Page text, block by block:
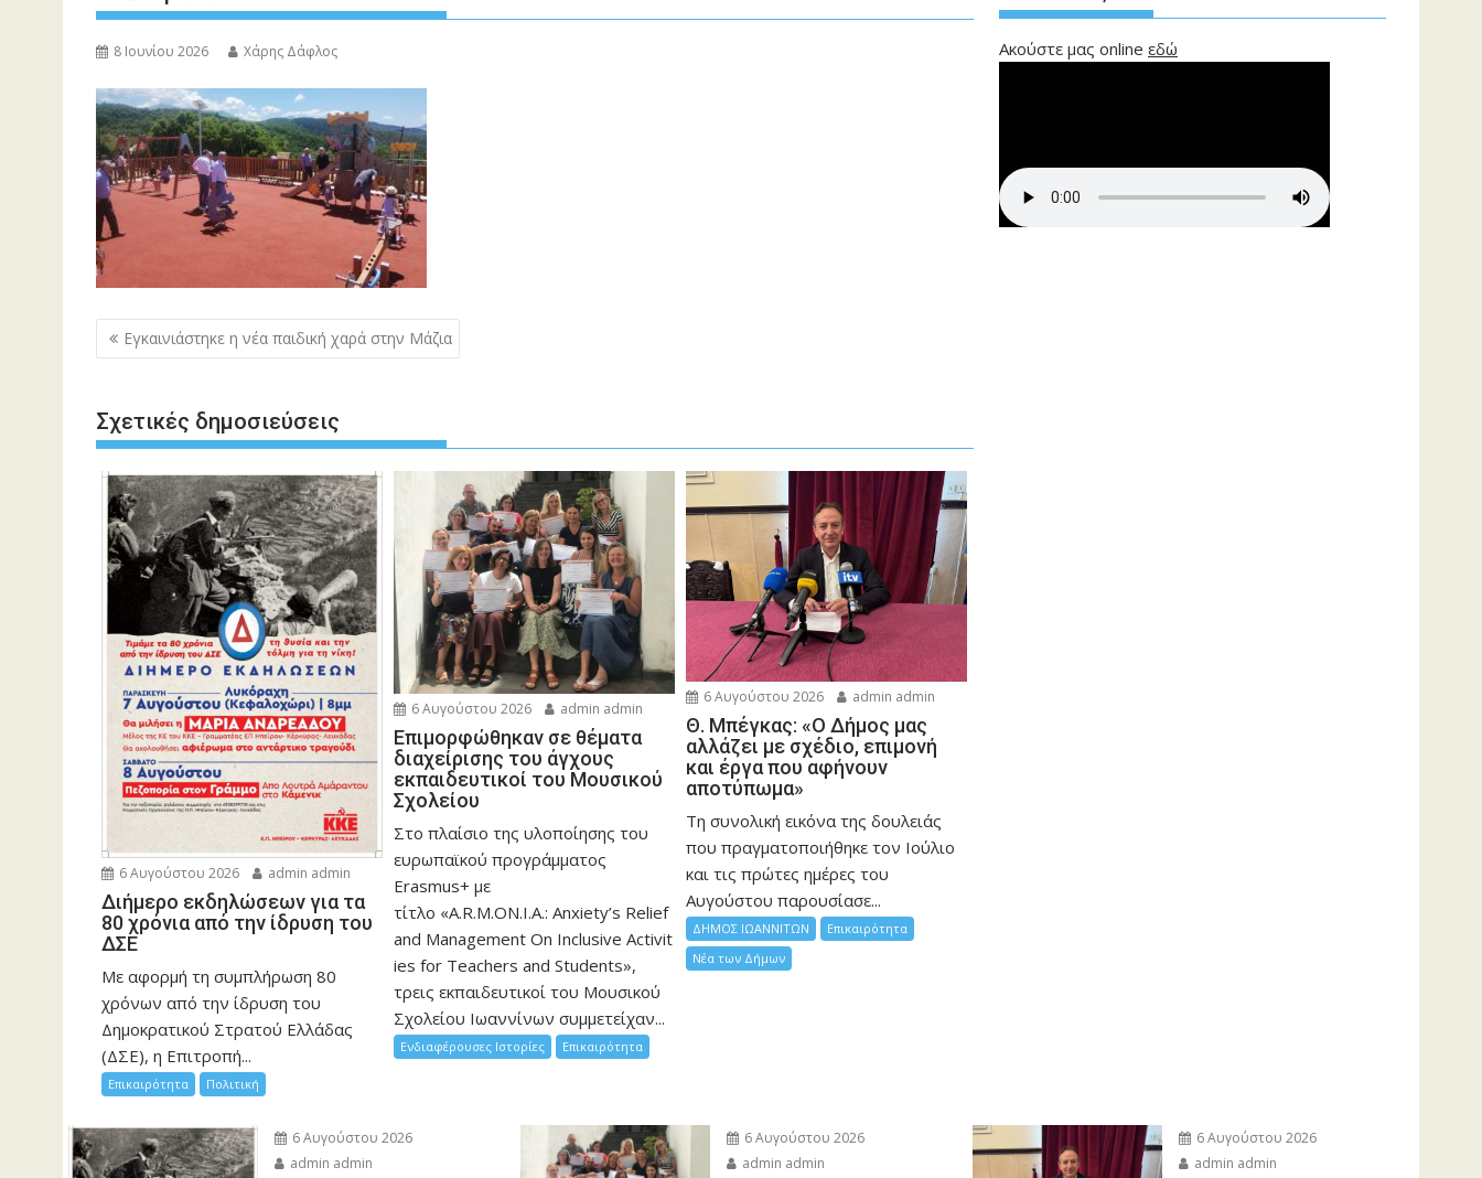
8 Ιουνίου 2026 Χάρης Δάφλος
Πλοήγηση
άρθρων
Εγκαινιάστηκε η νέα παιδική χαρά στην Μάζια
Σχετικές δημοσιεύσεις
6 Αυγούστου 2026 admin admin
Διήμερο εκδηλώσεων για τα
80 χρόνια από την ίδρυση του
ΔΣΕ
Με αφορμή τη συμπλήρωση 80
χρόνων από την ίδρυση του
Δημοκρατικού Στρατού Ελλάδας
(ΔΣΕ), η Επιτροπή...
Επικαιρότητα Πολιτική
6 Αυγούστου 2026 admin admin
Eπιμορφώθηκαν σε θέματα
διαχείρισης του άγχους
εκπαιδευτικοί του Μουσικού
Σχολείου
Στο πλαίσιο της υλοποίησης του
ευρωπαϊκού προγράμματος
Erasmus+ με
τίτλο «A.R.M.ON.I.A.: Anxiety’s Relief
and Management On Inclusive Activit
ies for Teachers and Students»,
τρεις εκπαιδευτικοί του Μουσικού
Σχολείου Ιωαννίνων συμμετείχαν...
Ενδιαφέρουσες Ιστορίες Επικαιρότητα
6 Αυγούστου 2026 admin admin
Θ. Μπέγκας: «Ο Δήμος μας
αλλάζει με σχέδιο, επιμονή
και έργα που αφήνουν
αποτύπωμα»
Τη συνολική εικόνα της δουλειάς
που πραγματοποιήθηκε τον Ιούλιο
και τις πρώτες ημέρες του
Αυγούστου παρουσίασε...
ΔΗΜΟΣ ΙΩΑΝΝΙΤΩΝ
Επικαιρότητα
Νέα των Δήμων
Ακούστε μας online εδώ
6 Αυγούστου 2026
admin admin
6 Αυγούστου 2026
admin admin
6 Αυγούστου 2026
admin admin